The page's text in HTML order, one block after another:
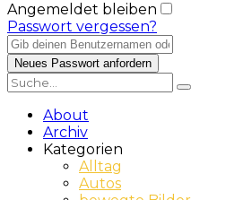
Angemeldet bleiben
Passwort vergessen?
About
Archiv
Kategorien
Alltag
Autos